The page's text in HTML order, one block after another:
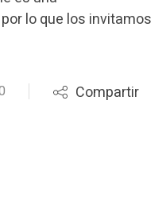
lo que los invitamos
Compartir